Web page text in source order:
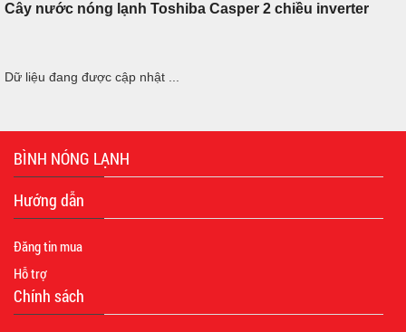
Cây nước nóng lạnh Toshiba Casper 2 chiều inverter
Dữ liệu đang được cập nhật ...
BÌNH NÓNG LẠNH
Hướng dẫn
Đăng tin mua
Hỗ trợ
Chính sách